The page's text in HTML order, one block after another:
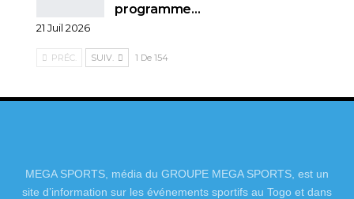
programme…
21 Juil 2026
PRÉC. SUIV. 1 De 154
MEGA SPORTS, média du GROUPE MEGA SPORTS, est un
site d’information sur les événements sportifs au Togo et dans